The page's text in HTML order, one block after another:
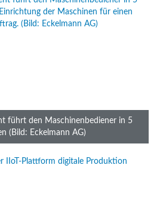
führt den Maschinenbediener in 5
(Bild: Eckelmann AG)